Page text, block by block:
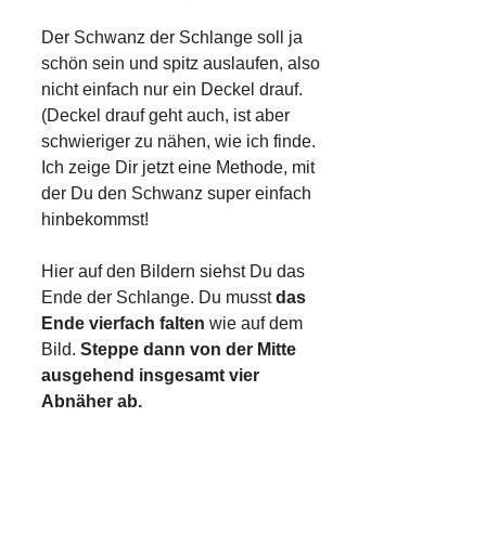
Der Schwanz der Schlange soll ja
schön sein und spitz auslaufen, also
nicht einfach nur ein Deckel drauf.
(Deckel drauf geht auch, ist aber
schwieriger zu nähen, wie ich finde.
Ich zeige Dir jetzt eine Methode, mit
der Du den Schwanz super einfach
hinbekommst!
Hier auf den Bildern siehst Du das
Ende der Schlange. Du musstdas
Ende vierfach falten wie auf dem
Bild. Steppe dann von der Mitte
ausgehend insgesamt vier
Abnäher ab.